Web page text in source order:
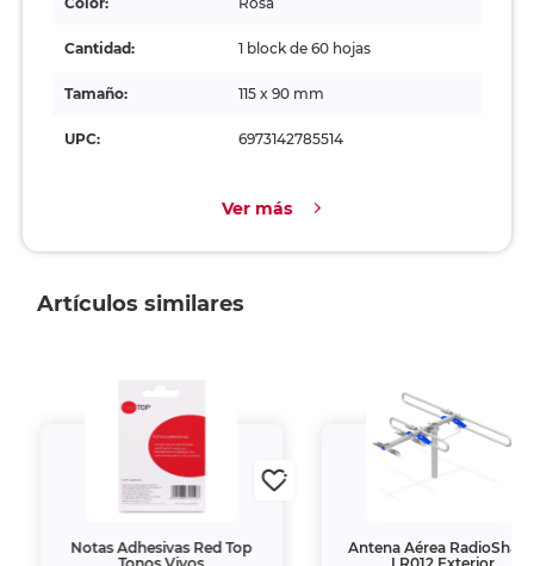
Cantidad: 1 block de 60 hojas
Tamaño: 115 x 90 mm
UPC: 6973142785514
Ver más
Artículos similares
Notas Adhesivas Red Top
Antena Aérea